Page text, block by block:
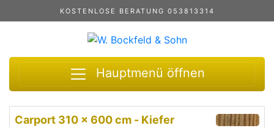
KOSTENLOSE BERATUNG 053813314
Hauptmenü öffnen
Carport 310 x 600 cm - Kiefer